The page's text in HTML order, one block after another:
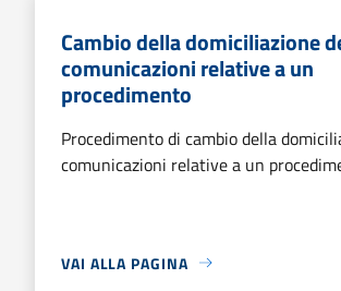
Cambio della domiciliazione
comunicazioni relative a un
procedimento
Procedimento di cambio della
comunicazioni relative a un
VAI ALLA PAGINA